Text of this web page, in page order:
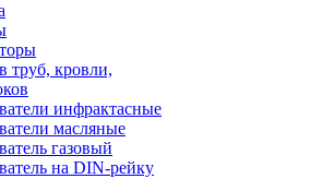
труб, кровли,
инфрактасные
масляные
газовый
на DIN-рейку